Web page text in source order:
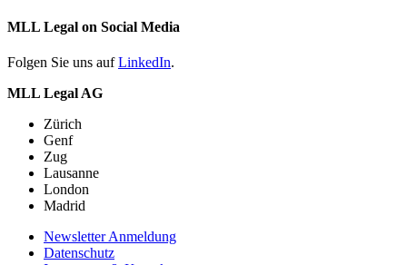
MLL Legal on Social Media
Folgen Sie uns aufLinkedIn.
MLL Legal AG
Zürich
Genf
Zug
Lausanne
London
Madrid
Newsletter Anmeldung
Datenschutz